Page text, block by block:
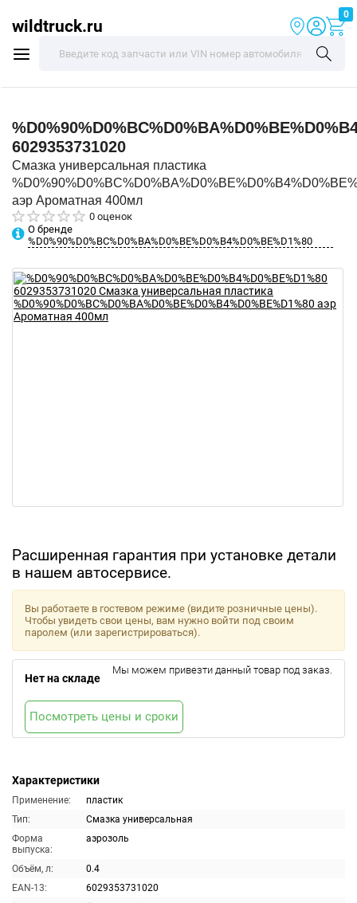
wildtruck.ru
0
6029353731020
Смазка универсальная пластика
аэр Ароматная 400мл
0 оценок
О бренде
%D0%90%D0%BC%D0%BA%D0%BE%D0%B4%D0%BE%D1%80
Расширенная гарантия при установке детали
в нашем автосервисе.
Характеристики
Применение:
пластик
Тип:
Смазка универсальная
Форма
выпуска:
аэрозоль
Объём, л:
0.4
EAN-13:
6029353731020
Вы работаете в гостевом режиме (видите розничные цены).
Чтобы увидеть свои цены, вам нужно войти под своим
паролем (или зарегистрироваться).
Нет на складе
Мы можем привезти данный товар под заказ.
Посмотреть цены и сроки